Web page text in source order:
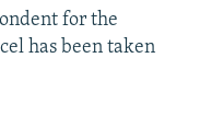
for the
has been taken